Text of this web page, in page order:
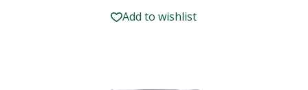
Add to wishlist